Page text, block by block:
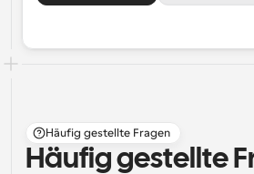
Häufig gestellte Fragen
Häufig gestellte